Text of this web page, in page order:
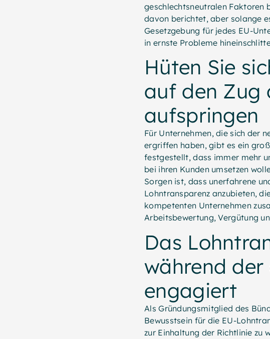
geschlechtsneutralen Faktoren
davon berichtet, aber solange
Gesetzgebung für jedes EU-
in ernste Probleme
Hüten Sie
auf den Zug
aufspringen
Für Unternehmen, die sich der
ergriffen haben, gibt es ein
festgestellt, dass immer mehr
bei ihren Kunden umsetzen
Sorgen ist, dass unerfahrene
Lohntransparenz anzubieten,
kompetenten Unternehmen
Arbeitsbewertung, Vergütung
Das
während
engagiert
Als Gründungsmitglied des
Bewusstsein für die EU-
zur Einhaltung der Richtlinie zu